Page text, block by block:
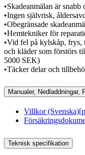
•Skadeanmälan är
•Ingen självrisk,
•Obegränsade
•Hemtekniker för
•Vid fel på kylskåp, frys,
och kläder som förstörs
5000 SEK)
•Täcker delar och
Manualer, Nedladdningar,
Villkor (Svenska)[
Teknisk specifikation